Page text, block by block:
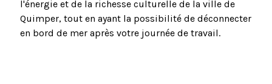
l'énergie et de la richesse culturelle de la ville de
Quimper, tout en ayant la possibilité de déconnecter
en bord de mer après votre journée de travail.